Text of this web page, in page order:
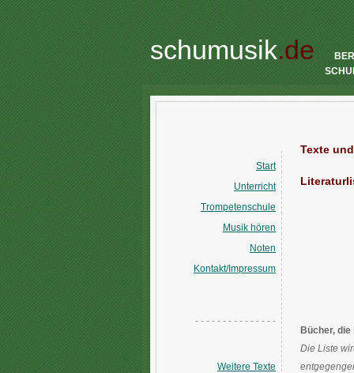
schumusik.de
Start
Unterricht
Trompetenschule
Musik hören
Noten
Kontakt/Impressum
- - - - - - - - - - - - - - -
Weitere Texte
Texte
Bücher,
Die Liste